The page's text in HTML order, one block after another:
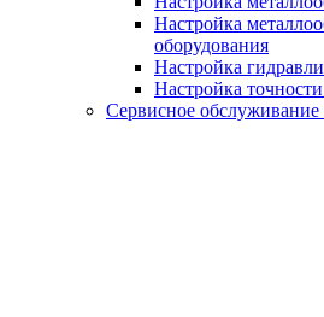
Настройка
оборудования
Настройка
Настройка
Сервисное обслуживание